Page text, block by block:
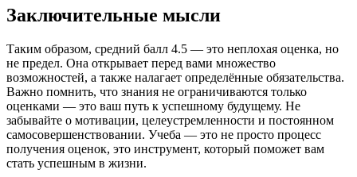
Заключительные мысли
Таким образом, средний балл 4.5 — это неплохая оценка, но
не предел. Она открывает перед вами множество
возможностей, а также налагает определённые обязательства.
Важно помнить, что знания не ограничиваются только
оценками — это ваш путь к успешному будущему. Не
забывайте о мотивации, целеустремленности и постоянном
самосовершенствовании. Учеба — это не просто процесс
получения оценок, это инструмент, который поможет вам
стать успешным в жизни.